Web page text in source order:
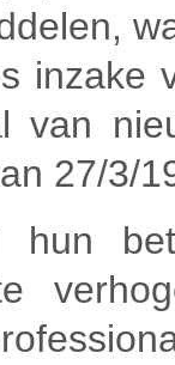
inzake
van
27/3/
hun